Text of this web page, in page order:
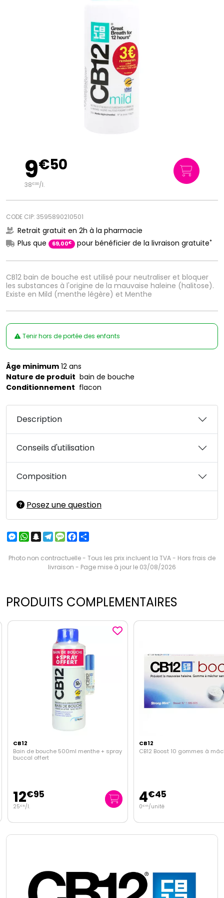
CB12 bain de bouche est utilisé pour neutraliser et bloquer
les substances à l'origine de la mauvaise haleine (halitose).
Existe en Mild (menthe légère) et Menthe
9€50
38€00/l.
CODE CIP: 3595890210501
Retrait gratuit en 2h à la pharmacie
Plus que
69,00€ pour bénéficier de la livraison gratuite*
Tenir hors de portée des enfants
Âge minimum 12 ans
Nature de produit bain de bouche
Conditionnement flacon
Description
Conseils d'utilisation
Composition
Posez une question
Messenger
WhatsApp
Snapchat
Telegram
MessageFacebook
Photo non contractuelle - Tous les prix incluent la TVA - Hors frais de
livraison - Page mise à jour le 03/08/2026
PRODUITS COMPLEMENTAIRES
CB12
Bain de bouche 500ml menthe + spray
buccal offert
12€95
25€ 15/l.
CB12
CB12 Boost 10 gommes à
4€45
0€45/unité